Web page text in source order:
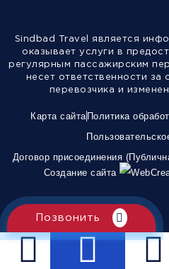
Sindbad Travel является
оказывает услуги в
регулярным пассажирским
несет ответственности за
перевозчика и
Карта сайта Политика
Договор присоединения
Создание сайта
Позвонить